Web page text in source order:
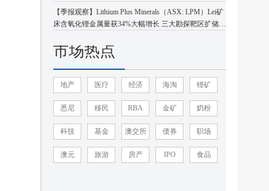
【季报观察】Lithium Plus Minerals（ASX: LPM）Lei矿
床含氧化锂金属量获34%大幅增长 三大勘探靶区扩储潜
市场热点
地产 医疗 经济 海淘 锂矿
悉尼 移民 RBA 金矿 奶粉
科技 基金 澳交所 债券 职场
澳元 旅游 房产 IPO 食品